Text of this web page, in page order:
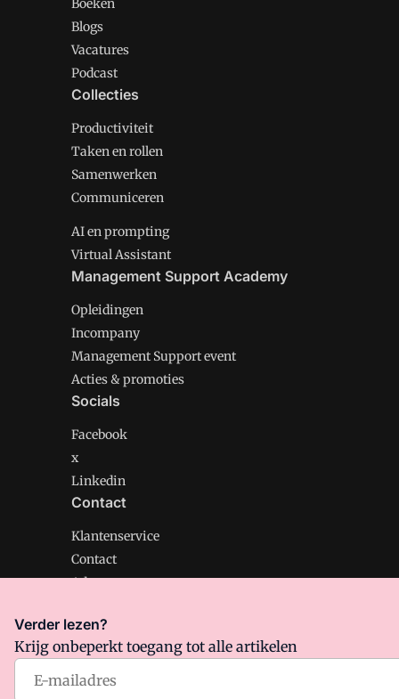
Boeken
Blogs
Vacatures
Podcast
Collecties
Productiviteit
Taken en rollen
Samenwerken
Communiceren
AI en prompting
Virtual Assistant
Management Support Academy
Opleidingen
Incompany
Management Support event
Acties & promoties
Socials
Facebook
x
Linkedin
Contact
Klantenservice
Contact
Adverteren
Management Support is onderdeel van VMN media.
Algemene Voorwaarden
Verder lezen?
Krijg onbeperkt toegang tot alle artikelen